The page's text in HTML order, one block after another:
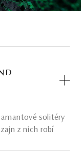
solitéry
z nich robí